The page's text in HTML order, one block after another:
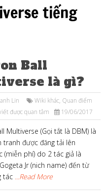
tiếng
Ball
là gì?
Lin Wiki khác, Quan điểm
được quan tâm 19/06/2017
Multiverse (Gọi tắt là DBM) là
tranh được đăng tải lên
(miễn phí) do 2 tác giả là
Jr (nich name) đến từ
tác ...Read More